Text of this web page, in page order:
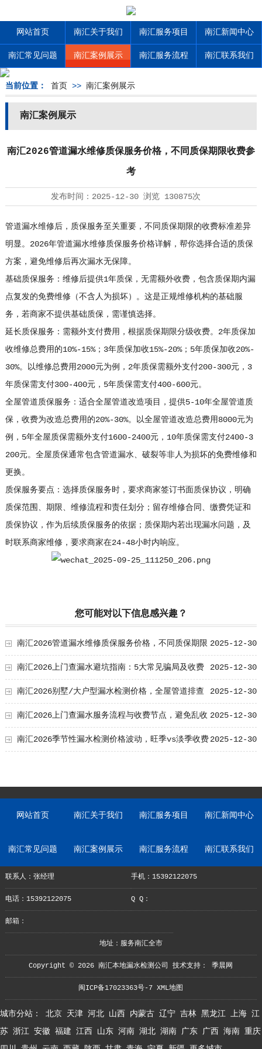
网站首页 南汇关于我们 南汇服务项目 南汇新闻中心
南汇常见问题 南汇案例展示 南汇服务流程 南汇联系我们
当前位置： 首页 >> 南汇案例展示
南汇案例展示
南汇2026管道漏水维修质保服务价格，不同质保期限收费参
考
发布时间： 2025-12-30浏览 130875次
管道漏水维修后，质保服务至关重要，不同质保期限的收费标准差异
明显。2026年管道漏水维修质保服务价格详解，帮你选择合适的质保
方案，避免维修后再次漏水无保障。
基础质保服务：维修后提供1年质保，无需额外收费，包含质保期内漏
点复发的免费维修（不含人为损坏）。这是正规维修机构的基础服
务，若商家不提供基础质保，需谨慎选择。
延长质保服务：需额外支付费用，根据质保期限分级收费。2年质保加
收维修总费用的10%-15%；3年质保加收15%-20%；5年质保加收20%-
30%。以维修总费用2000元为例，2年质保需额外支付200-300元，3
年质保需支付300-400元，5年质保需支付400-600元。
全屋管道质保服务：适合全屋管道改造项目，提供5-10年全屋管道质
保，收费为改造总费用的20%-30%。以全屋管道改造总费用8000元为
例，5年全屋质保需额外支付1600-2400元，10年质保需支付2400-3
200元。全屋质保通常包含管道漏水、破裂等非人为损坏的免费维修和
更换。
质保服务要点：选择质保服务时，要求商家签订书面质保协议，明确
质保范围、期限、维修流程和责任划分；留存维修合同、缴费凭证和
质保协议，作为后续质保服务的依据；质保期内若出现漏水问题，及
时联系商家维修，要求商家在24-48小时内响应。
您可能对以下信息感兴趣？
2025-12-30
南汇2026管道漏水维修质保服务价格，不同质保期限
收费参考 2025-12-30
南汇2026上门查漏水避坑指南：5大常见骗局及收费
陷阱 2025-12-30
南汇2026别墅/大户型漏水检测价格，全屋管道排查
收费标准 2025-12-30
南汇2026上门查漏水服务流程与收费节点，避免乱收
费指南 2025-12-30
南汇2026季节性漏水检测价格波动，旺季vs淡季收费
网站首页 南汇关于我们 南汇服务项目 南汇新闻中心
南汇常见问题 南汇案例展示 南汇服务流程 南汇联系我们
联系人：张经理 手机：15392122075
电话：15392122075 Q Q：
邮箱：
地址：服务南汇全市
Copyright © 2026 南汇本地漏水检测公司 技术支持：季晨网
闽ICP备17023363号-7 XML地图
城市分站： 北京 天津 河北 山西 内蒙古 辽宁 吉林 黑龙江 上海 江
苏 浙江 安徽 福建 江西 山东 河南 湖北 湖南 广东 广西 海南 重庆